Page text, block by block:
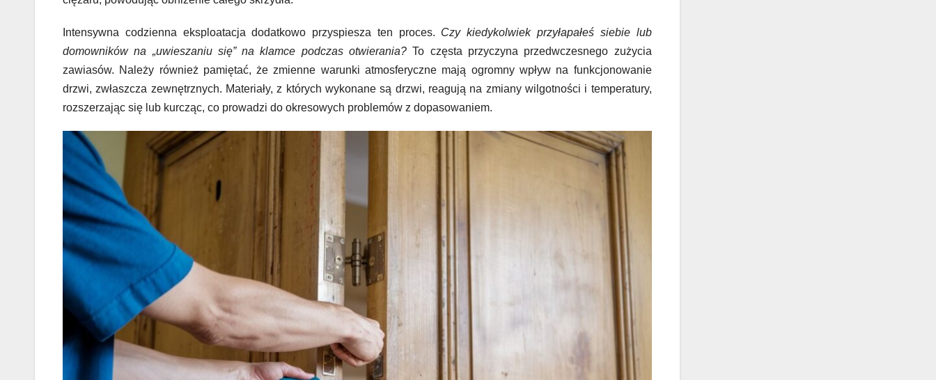
Intensywna codzienna eksploatacja dodatkowo przyspiesza ten proces. Czy kiedykolwiek przyłapałeś siebie lub
domowników na „uwieszaniu się” na klamce podczas otwierania? To częsta przyczyna przedwczesnego zużycia
zawiasów. Należy również pamiętać, że zmienne warunki atmosferyczne mają ogromny wpływ na funkcjonowanie
drzwi, zwłaszcza zewnętrznych. Materiały, z których wykonane są drzwi, reagują na zmiany wilgotności i temperatury,
rozszerzając się lub kurcząc, co prowadzi do okresowych problemów z dopasowaniem.